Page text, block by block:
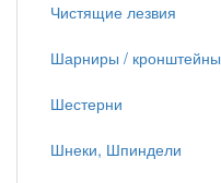
Чистящие лезвия
Шарниры / кронштейны
Шестерни
Шнеки, Шпиндели